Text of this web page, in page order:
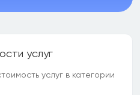
услуг
услуг в категории